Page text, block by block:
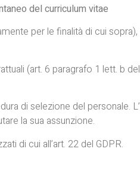
del curriculum vitae
per le finalità di cui
(art. 6 paragrafo 1 lett. b
di selezione del personale.
la sua assunzione.
di cui all’art. 22 del GDPR.